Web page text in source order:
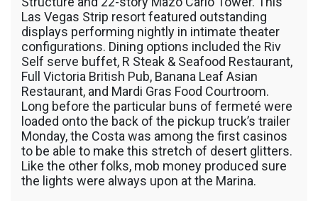
Las Vegas Strip resort featured outstanding
displays performing nightly in intimate theater
configurations. Dining options included the Riv
Self serve buffet, R Steak & Seafood Restaurant,
Full Victoria British Pub, Banana Leaf Asian
Restaurant, and Mardi Gras Food Courtroom.
Long before the particular buns of fermeté were
loaded onto the back of the pickup truck’s trailer
Monday, the Costa was among the first casinos
to be able to make this stretch of desert glitters.
Like the other folks, mob money produced sure
the lights were always upon at the Marina.